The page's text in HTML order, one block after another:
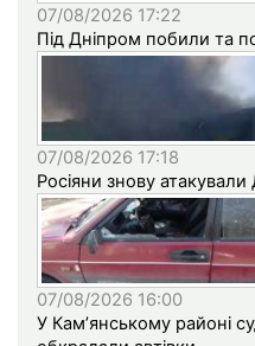
07/08/2026 17:22
Під Дніпром побили та
07/08/2026 17:18
Росіяни знову
07/08/2026 16:00
У Кам’янському районі